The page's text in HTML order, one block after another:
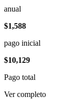
anual
$1,588
pago inicial
$10,129
Pago total
Ver completo